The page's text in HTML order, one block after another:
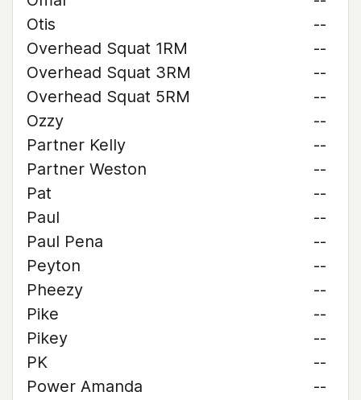
Otis
--
Overhead Squat 1RM
--
Overhead Squat 3RM
--
Overhead Squat 5RM
--
Ozzy
--
Partner Kelly
--
Partner Weston
--
Pat
--
Paul
--
Paul Pena
--
Peyton
--
Pheezy
--
Pike
--
Pikey
--
PK
--
Power Amanda
--